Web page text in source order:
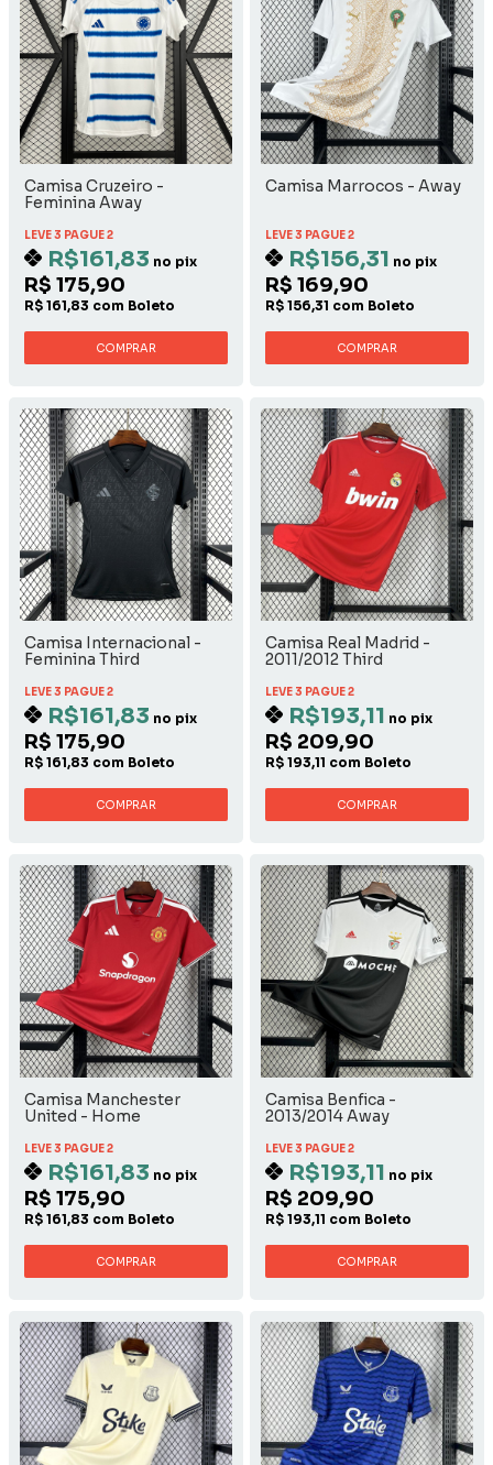
Camisa Cruzeiro -
Feminina Away
LEVE 3 PAGUE 2
R$161,83 no pix
R$ 175,90
R$ 161,83 com Boleto
COMPRAR
Camisa Marrocos - Away
LEVE 3 PAGUE 2
R$156,31 no pix
R$ 169,90
R$ 156,31 com Boleto
COMPRAR
Camisa Internacional -
Feminina Third
LEVE 3 PAGUE 2
R$161,83 no pix
R$ 175,90
R$ 161,83 com Boleto
COMPRAR
Camisa Real Madrid -
2011/2012 Third
LEVE 3 PAGUE 2
R$193,11 no pix
R$ 209,90
R$ 193,11 com Boleto
COMPRAR
Camisa Manchester
United - Home
LEVE 3 PAGUE 2
R$161,83 no pix
R$ 175,90
R$ 161,83 com Boleto
COMPRAR
Camisa Benfica -
2013/2014 Away
LEVE 3 PAGUE 2
R$193,11 no pix
R$ 209,90
R$ 193,11 com Boleto
COMPRAR